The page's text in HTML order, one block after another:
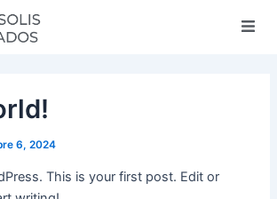
6, 2024
This is your first post. Edit or